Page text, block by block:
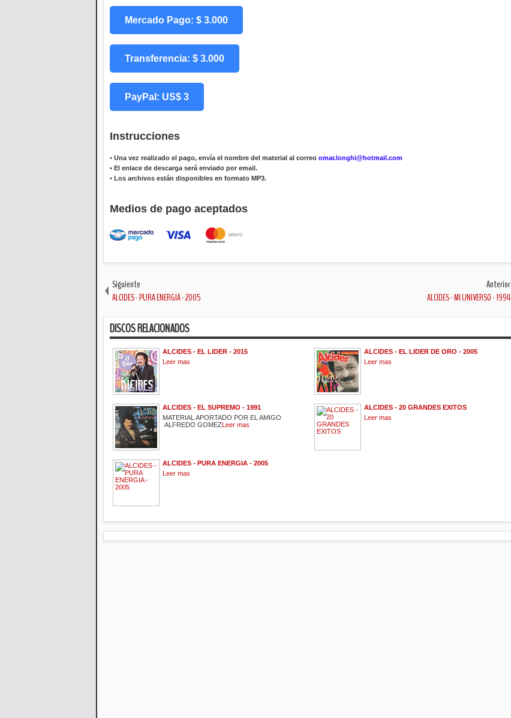
Mercado Pago: $ 3.000
Transferencia: $ 3.000
PayPal: US$ 3
Instrucciones
• Una vez realizado el pago, envía el nombre del material al correo omar.longhi@hotmail.com
• El enlace de descarga será enviado por email.
• Los archivos están disponibles en formato MP3.
Medios de pago aceptados
Siguiente
ALCIDES - PURA ENERGIA - 2005
Anterior
ALCIDES - MI UNIVERSO - 1994
DISCOS RELACIONADOS
ALCIDES - EL LIDER - 2015
Leer mas
ALCIDES - EL LIDER DE ORO - 2005
Leer mas
ALCIDES - EL SUPREMO - 1991
MATERIAL APORTADO POR EL AMIGO
ALFREDO GOMEZLeer mas
ALCIDES - 20 GRANDES EXITOS
Leer mas
ALCIDES - PURA ENERGIA - 2005
Leer mas